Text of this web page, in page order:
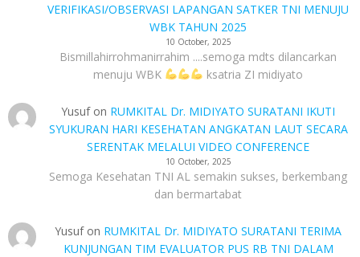
VERIFIKASI/OBSERVASI LAPANGAN SATKER TNI MENUJU
WBK TAHUN 2025
10 October, 2025
Bismillahirrohmanirrahim ....semoga mdts dilancarkan
menuju WBK
ksatria ZI midiyato
Yusufon RUMKITAL Dr. MIDIYATO SURATANI IKUTI
SYUKURAN HARI KESEHATAN ANGKATAN LAUT SECARA
SERENTAK MELALUI VIDEO CONFERENCE
10 October, 2025
Semoga Kesehatan TNI AL semakin sukses, berkembang
dan bermartabat
Yusufon RUMKITAL Dr. MIDIYATO SURATANI TERIMA
KUNJUNGAN TIM EVALUATOR PUS RB TNI DALAM